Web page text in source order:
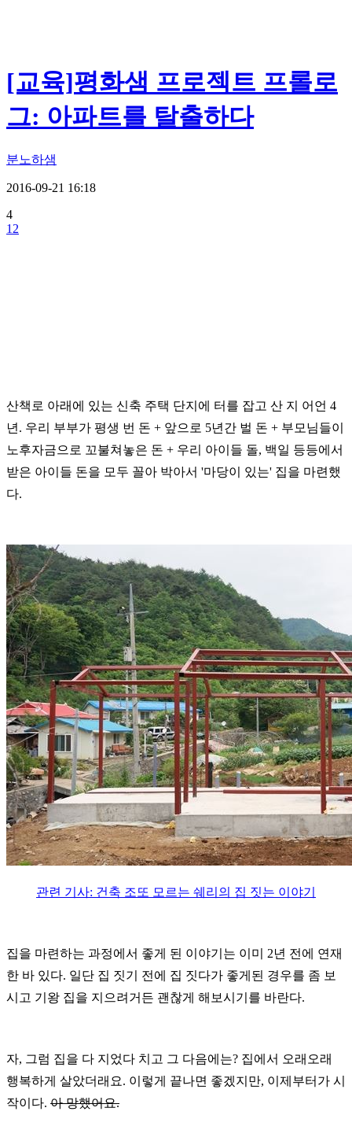
[교육]평화샘 프로젝트 프롤로
그: 아파트를 탈출하다
분노하샘
2016-09-21 16:18
4
12
산책로 아래에 있는 신축 주택 단지에 터를 잡고 산 지 어언 4
년. 우리 부부가 평생 번 돈 + 앞으로 5년간 벌 돈 + 부모님들이
노후자금으로 꼬불쳐놓은 돈 + 우리 아이들 돌, 백일 등등에서
받은 아이들 돈을 모두 꼴아 박아서 '마당이 있는' 집을 마련했
다.
관련 기사: 건축 조또 모르는 쉐리의 집 짓는 이야기
집을 마련하는 과정에서 좋게 된 이야기는 이미 2년 전에 연재
한 바 있다. 일단 집 짓기 전에 집 짓다가 좋게된 경우를 좀 보
시고 기왕 집을 지으려거든 괜찮게 해보시기를 바란다.
자, 그럼 집을 다 지었다 치고 그 다음에는? 집에서 오래오래
행복하게 살았더래요. 이렇게 끝나면 좋겠지만, 이제부터가 시
작이다. 아 망했어요.